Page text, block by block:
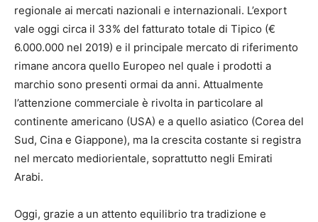
regionale ai mercati nazionali e internazionali. L’export
vale oggi circa il 33% del fatturato totale di Tipico (€
6.000.000 nel 2019) e il principale mercato di riferimento
rimane ancora quello Europeo nel quale i prodotti a
marchio sono presenti ormai da anni. Attualmente
l’attenzione commerciale è rivolta in particolare al
continente americano (USA) e a quello asiatico (Corea del
Sud, Cina e Giappone), ma la crescita costante si registra
nel mercato mediorientale, soprattutto negli Emirati
Arabi.
Oggi, grazie a un attento equilibrio tra tradizione e